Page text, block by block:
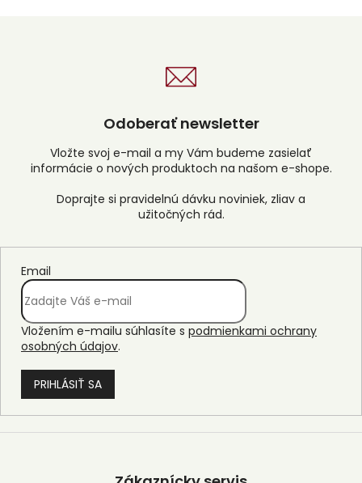
Odoberať newsletter
Vložte svoj e-mail a my Vám budeme zasielať
informácie o nových produktoch na našom e-shope.
Email
Vložením e-mailu súhlasíte s podmienkami ochrany
osobných údajov.
PRIHLÁSIŤ SA
Z